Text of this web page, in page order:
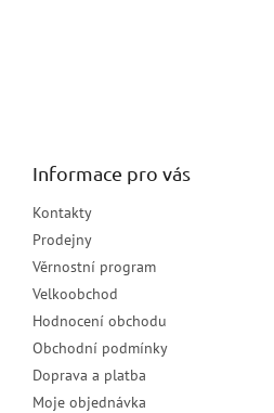
Informace pro vás
Kontakty
Prodejny
Věrnostní program
Velkoobchod
Hodnocení obchodu
Obchodní podmínky
Doprava a platba
Moje objednávka